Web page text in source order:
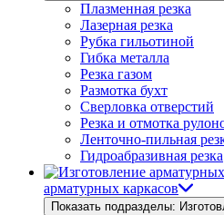
Плазменная резка
Лазерная резка
Рубка гильотиной
Гибка металла
Резка газом
Размотка бухт
Сверловка отверстий
Резка и отмотка
Ленточно-пильная
Гидроабразивная резка
арматурных каркасов
Показать подразделы: